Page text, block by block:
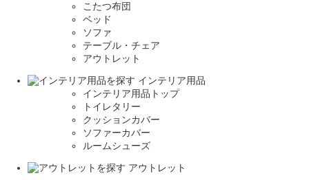
こたつ布団
ベッド
ソファ
テーブル・チェア
アウトレット
インテリア用品
インテリア用品トップ
トイレタリー
クッションカバー
ソファーカバー
ルームシューズ
アウトレット